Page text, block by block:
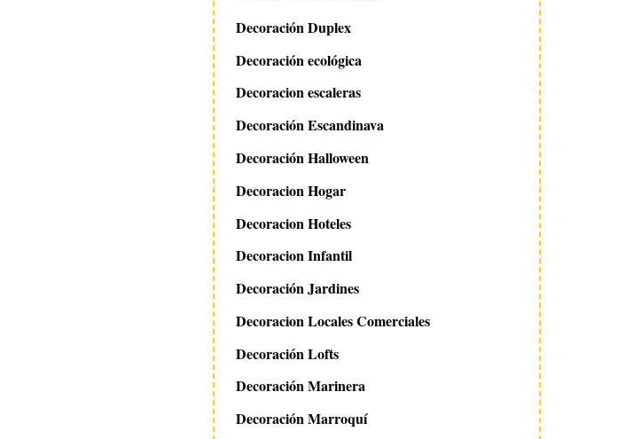
Decoración Duplex
Decoración ecológica
Decoracion escaleras
Decoración Escandinava
Decoración Halloween
Decoracion Hogar
Decoracion Hoteles
Decoracion Infantil
Decoración Jardines
Decoracion Locales Comerciales
Decoración Lofts
Decoración Marinera
Decoración Marroquí